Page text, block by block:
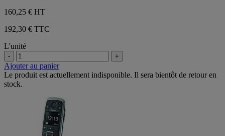
160,25 € HT
192,30 € TTC
L'unité
- +
Ajouter au panier
Le produit est actuellement indisponible. Il sera bientôt de retour en
stock.